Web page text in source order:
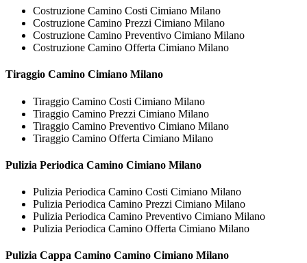
Costruzione Camino Costi Cimiano Milano
Costruzione Camino Prezzi Cimiano Milano
Costruzione Camino Preventivo Cimiano Milano
Costruzione Camino Offerta Cimiano Milano
Tiraggio Camino Cimiano Milano
Tiraggio Camino Costi Cimiano Milano
Tiraggio Camino Prezzi Cimiano Milano
Tiraggio Camino Preventivo Cimiano Milano
Tiraggio Camino Offerta Cimiano Milano
Pulizia Periodica Camino Cimiano Milano
Pulizia Periodica Camino Costi Cimiano Milano
Pulizia Periodica Camino Prezzi Cimiano Milano
Pulizia Periodica Camino Preventivo Cimiano Milano
Pulizia Periodica Camino Offerta Cimiano Milano
Pulizia Cappa Camino Camino Cimiano Milano